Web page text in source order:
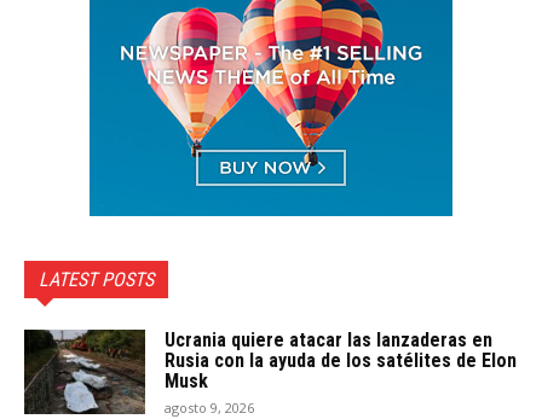
LATEST POSTS
Ucrania quiere atacar las lanzaderas en
Rusia con la ayuda de los satélites de Elon
Musk
agosto 9, 2026